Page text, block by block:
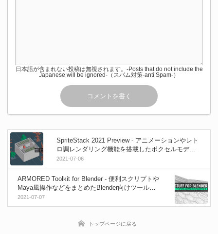
日本語が含まれない投稿は無視されます。-Posts that do not include the
Japanese will be ignored-（スパム対策-anti Spam-）
SpriteStack 2021 Preview - アニメーションやレト
ロ調レンダリング機能を搭載したボクセルモデリ
ングソフトの最新プレビュー映像が公開！Win＆M
ac＆Linux
2021-07-06
ARMORED Toolkit for Blender - 便利スクリプトや
Maya風操作などをまとめたBlender向けツールセ
ットアドオンが無料公開！
2021-07-07
トップページに戻る